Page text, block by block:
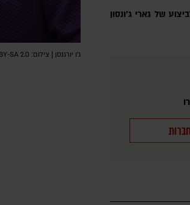
ג'ו יורגנסן | צילום: Gage Skidmore/CC BY-SA 2.0